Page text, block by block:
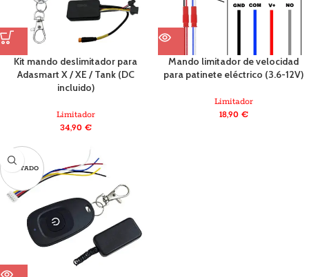
Kit mando deslimitador para
Adasmart X / XE / Tank (DC
incluido)
Limitador
34,90 €
Mando limitador de velocidad
para patinete eléctrico (3.6-12V)
Limitador
18,90 €
AGOTADO